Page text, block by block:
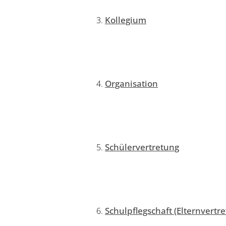
Kollegium
Organisation
Schülervertretung
Schulpflegschaft